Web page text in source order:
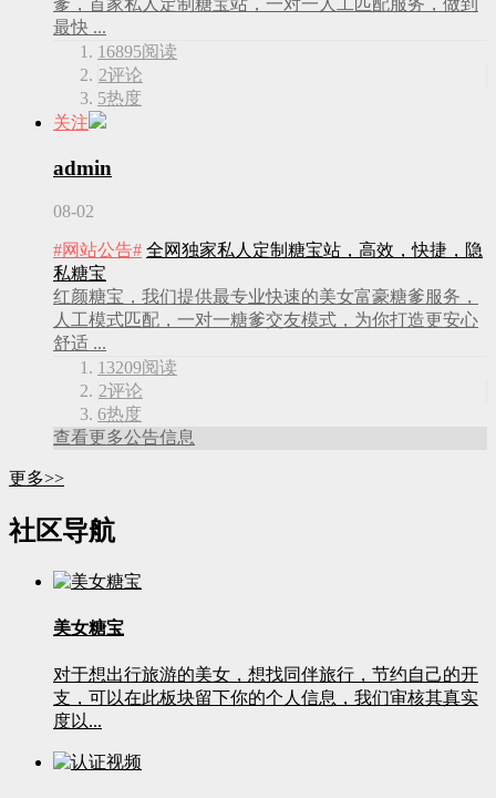
爹，首家私人定制糖宝站，一对一人工匹配服务，做到
最快 ...
16895阅读
2评论
5热度
关注
admin
08-02
#网站公告# 全网独家私人定制糖宝站，高效，快捷，隐
私糖宝
红颜糖宝，我们提供最专业快速的美女富豪糖爹服务，
人工模式匹配，一对一糖爹交友模式，为你打造更安心
舒适 ...
13209阅读
2评论
6热度
查看更多公告信息
更多>>
社区导航
美女糖宝
对于想出行旅游的美女，想找同伴旅行，节约自己的开
支，可以在此板块留下你的个人信息，我们审核其真实
度以...